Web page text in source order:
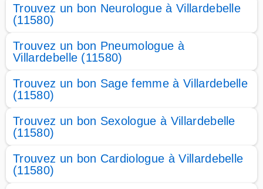
Trouvez un bon Neurologue à Villardebelle
(11580)
Trouvez un bon Pneumologue à
Villardebelle (11580)
Trouvez un bon Sage femme à Villardebelle
(11580)
Trouvez un bon Sexologue à Villardebelle
(11580)
Trouvez un bon Cardiologue à Villardebelle
(11580)